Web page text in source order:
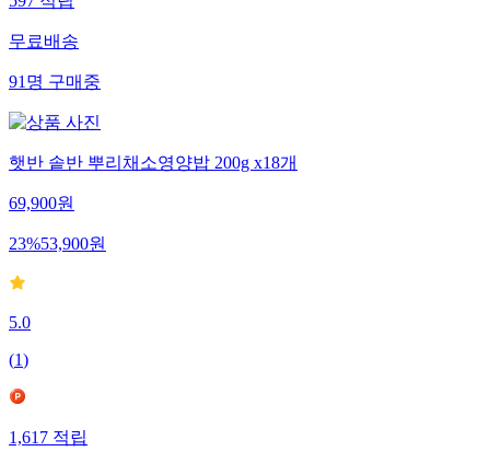
597적립
무료배송
91명구매중
햇반 솥반 뿌리채소영양밥 200g x18개
69,900원
23%53,900원
5.0
(1)
1,617적립